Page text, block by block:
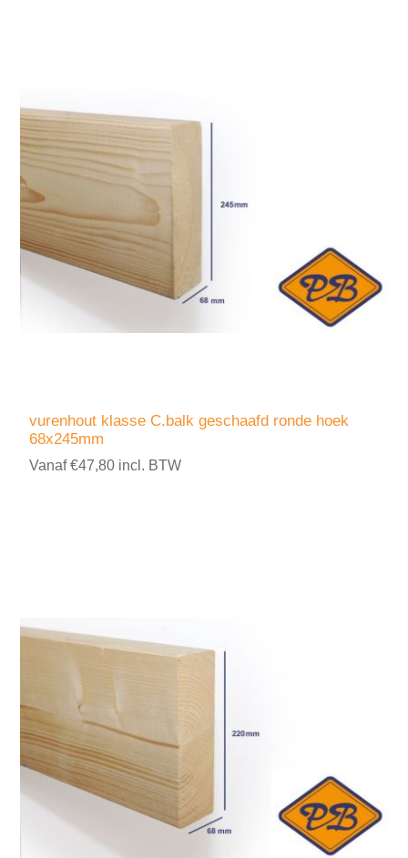
vurenhout klasse C.balk geschaafd ronde hoek
68x245mm
Vanaf €47,80 incl. BTW